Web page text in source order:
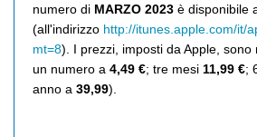
numero di MARZO 2023 è disponibile
(all'indirizzo http://itunes.apple.com/it/
mt=8). I prezzi, imposti da Apple, sono
un numero a 4,49 €; tre mesi 11,99 €;
anno a 39,99).